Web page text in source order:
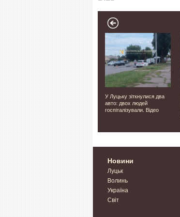
У Таїланді учень відкрив
стрілянину в школі:
семеро загиблих, 15
поранених
У Луцьку зіткнулися два
авто: двох людей
госпіталізували. Відео
Новини
Луцьк
Волинь
Україна
Світ